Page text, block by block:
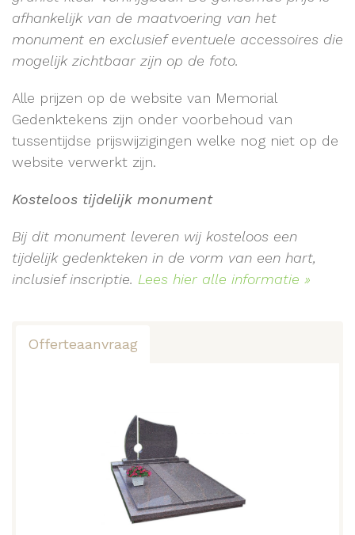
afhankelijk van de maatvoering van het
monument en exclusief eventuele accessoires die
mogelijk zichtbaar zijn op de foto.
Alle prijzen op de website van Memorial
Gedenktekens zijn onder voorbehoud van
tussentijdse prijswijzigingen welke nog niet op de
website verwerkt zijn.
Kosteloos tijdelijk monument
Bij dit monument leveren wij kosteloos een
tijdelijk gedenkteken in de vorm van een hart,
inclusief inscriptie. Lees hier alle informatie »
Offerteaanvraag